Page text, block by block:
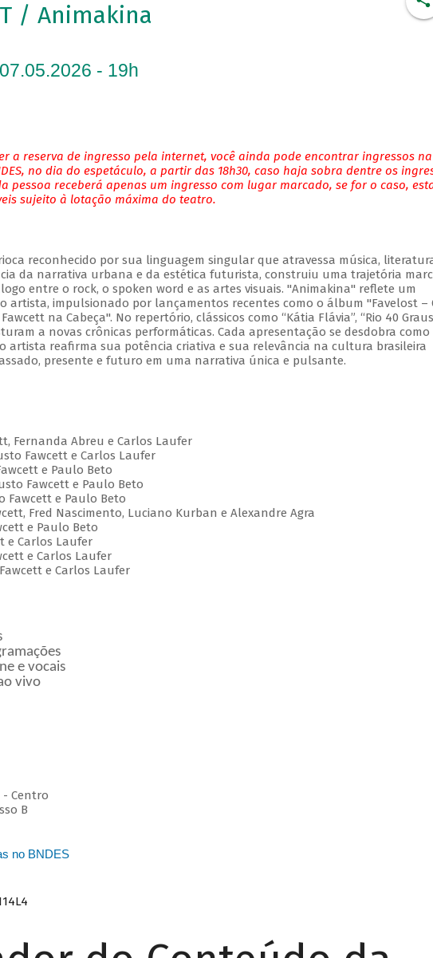
/ Animakina
- 19h
a reserva de ingresso pela internet, você ainda pode encontrar ingressos na
no dia do espetáculo, a partir das 18h30, caso haja sobra dentre os
pessoa receberá apenas um ingresso com lugar marcado, se for o caso,
sujeito à lotação máxima do teatro.
reconhecido por sua linguagem singular que atravessa música,
da narrativa urbana e da estética futurista, construiu uma trajetória
entre o rock, o spoken word e as artes visuais. "Animakina" reflete um
artista, impulsionado por lançamentos recentes como o álbum "Favelost –
na Cabeça". No repertório, clássicos como “Kátia Flávia”, “Rio 40
a novas crônicas performáticas. Cada apresentação se desdobra como
artista reafirma sua potência criativa e sua relevância na cultura brasileira
presente e futuro em uma narrativa única e pulsante.
Fernanda Abreu e Carlos Laufer
Fawcett e Carlos Laufer
e Paulo Beto
Fawcett e Paulo Beto
Fawcett e Paulo Beto
Fred Nascimento, Luciano Kurban e Alexandre Agra
e Paulo Beto
e Carlos Laufer
e Carlos Laufer
e Carlos Laufer
e vocais
vivo
- Centro
B
no BNDES